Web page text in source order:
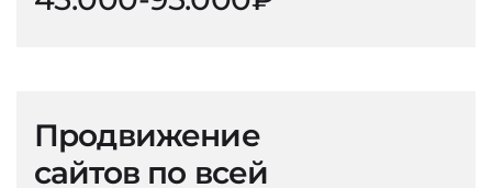
Продвижение
сайтов по всей